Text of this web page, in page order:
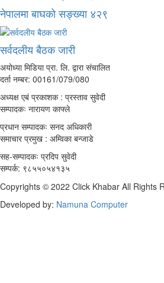
नेपालमा बाघको सङ्ख्या ४२९
सर्वदलीय बैठक जारी
अयोध्या मिडिया प्रा. लि. द्वारा संचालित
दर्ता नम्बर: 00161/079/080
अध्यक्ष एबं प्रकाशक : प्रस्ताव सुवेदी
सम्पादकः नारायण काफ्ले
प्रधान सम्पादकः सनद अधिकारी
समाचार प्रमुख : अम्विका बन्जाडे
सह-सम्पादकः प्रदिप सुवेदी
सम्पर्क: ९८५५०५४१३५
Copyrights © 2022 Click Khabar All Rights
Developed by: Namuna Computer